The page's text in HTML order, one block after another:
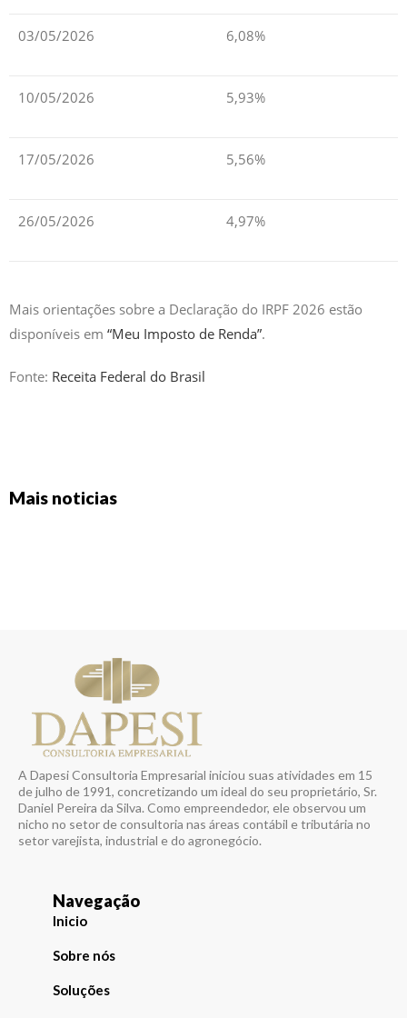
03/05/2026 6,08%
10/05/2026 5,93%
17/05/2026 5,56%
26/05/2026 4,97%
Mais orientações sobre a Declaração do IRPF 2026 estão
disponíveis em “Meu Imposto de Renda”.
Fonte: Receita Federal do Brasil
Mais noticias
A Dapesi Consultoria Empresarial iniciou suas atividades em 15
de julho de 1991, concretizando um ideal do seu proprietário, Sr.
Daniel Pereira da Silva. Como empreendedor, ele observou um
nicho no setor de consultoria nas áreas contábil e tributária no
setor varejista, industrial e do agronegócio.
Navegação
Inicio
Sobre nós
Soluções